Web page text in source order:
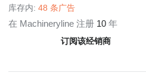
库存内: 48 条广告
在 Machineryline 注册 10 年
订阅该经销商